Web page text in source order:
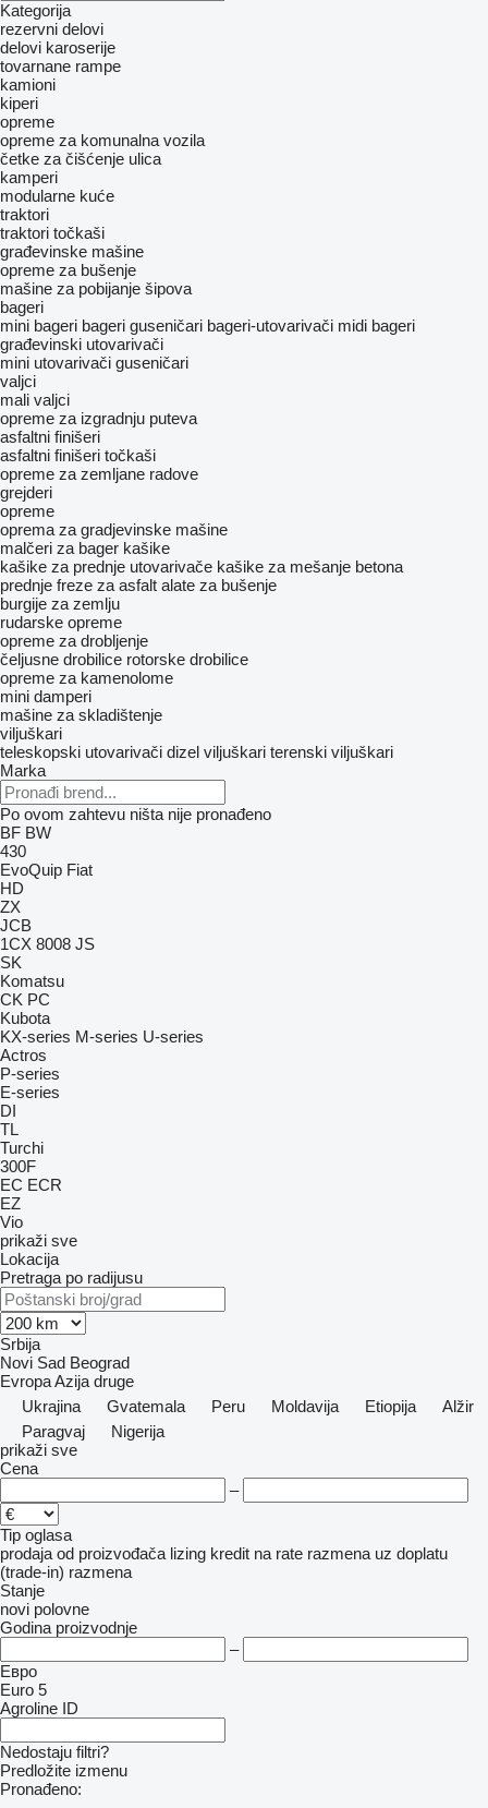
Kategorija
rezervni delovi
delovi karoserije
tovarnane rampe
kamioni
kiperi
opreme
opreme za komunalna vozila
četke za čišćenje ulica
kamperi
modularne kuće
traktori
traktori točkaši
građevinske mašine
opreme za bušenje
mašine za pobijanje šipova
bageri
mini bageri bageri guseničari bageri-utovarivači midi bageri
građevinski utovarivači
mini utovarivači guseničari
valjci
mali valjci
opreme za izgradnju puteva
asfaltni finišeri
asfaltni finišeri točkaši
opreme za zemljane radove
grejderi
opreme
oprema za gradjevinske mašine
malčeri za bager kašike
kašike za prednje utovarivače kašike za mešanje betona
prednje freze za asfalt alate za bušenje
burgije za zemlju
rudarske opreme
opreme za drobljenje
čeljusne drobilice rotorske drobilice
opreme za kamenolome
mini damperi
mašine za skladištenje
viljuškari
teleskopski utovarivači dizel viljuškari terenski viljuškari
Marka
Po ovom zahtevu ništa nije pronađeno
BF BW
430
EvoQuip Fiat
HD
ZX
JCB
1CX 8008 JS
SK
Komatsu
CK PC
Kubota
KX-series M-series U-series
Actros
P-series
E-series
DI
TL
Turchi
300F
EC ECR
EZ
Vio
prikaži sve
Lokacija
Pretraga po radijusu
Srbija
Novi Sad Beograd
EvropaAzija druge
Ukrajina
Gvatemala Peru Moldavija Etiopija
Alžir
Paragvaj
Nigerija
prikaži sve
Cena
–
Tip oglasa
prodaja od proizvođača lizing kredit na rate razmena uz doplatu
(trade-in) razmena
Stanje
novi polovne
Godina proizvodnje
–
Евро
Euro 5
Agroline ID
Nedostaju filtri?
Predložite izmenu
Pronađeno: